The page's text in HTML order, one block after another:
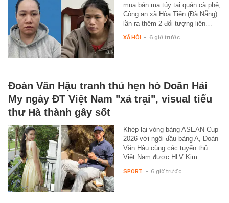
mua bán ma túy tại quán cà phê,
Công an xã Hòa Tiến (Đà Nẵng)
lần ra thêm 2 đối tượng liên…
XÃ HỘI - 6 giờ trước
Đoàn Văn Hậu tranh thủ hẹn hò Doãn Hải
My ngày ĐT Việt Nam "xả trại", visual tiểu
thư Hà thành gây sốt
Khép lại vòng bảng ASEAN Cup
2026 với ngôi đầu bảng A, Đoàn
Văn Hậu cùng các tuyển thủ
Việt Nam được HLV Kim…
SPORT - 6 giờ trước